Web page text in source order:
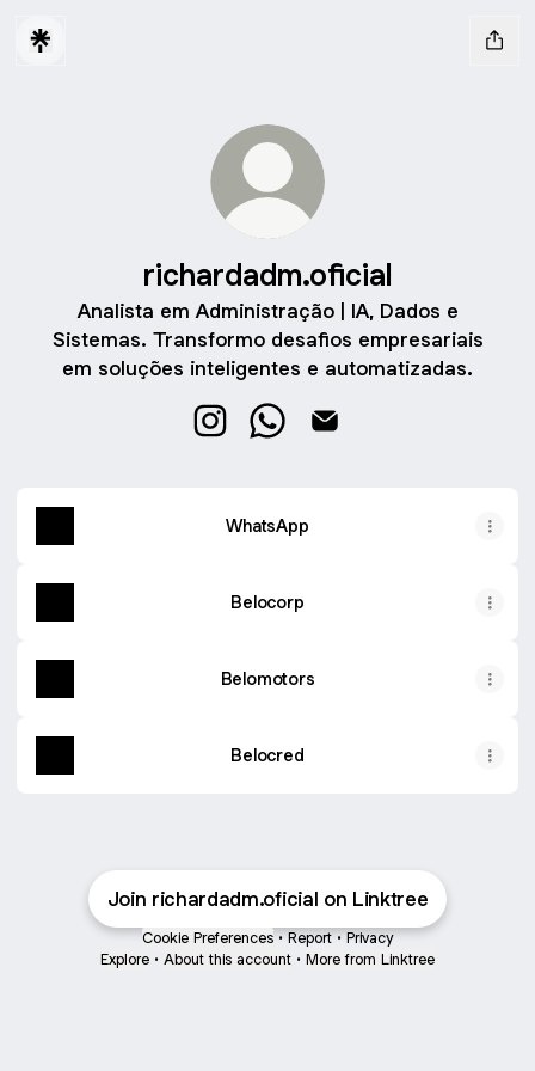
richardadm.oficial
Analista em Administração | IA, Dados e
Sistemas. Transformo desafios empresariais
em soluções inteligentes e automatizadas.
WhatsApp
Belocorp
Belomotors
Belocred
Join richardadm.oficial on Linktree
Cookie Preferences • Report • Privacy
Explore • About this account • More from Linktree